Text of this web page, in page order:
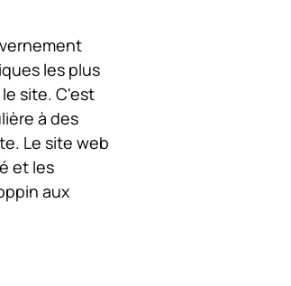
les plus
site. C'est
à des
Le site web
et les
aux